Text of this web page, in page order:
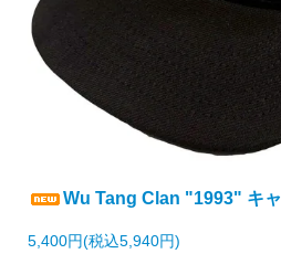
Wu Tang Clan "1993" キ
5,400円(税込5,940円)